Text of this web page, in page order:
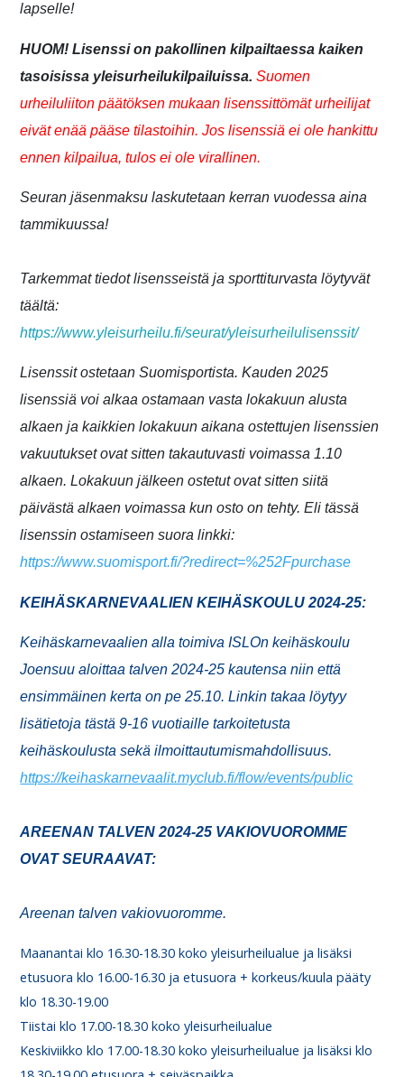
lapselle!
HUOM! Lisenssi on pakollinen kilpailtaessa kaiken
tasoisissa yleisurheilukilpailuissa.Suomen
urheiluliiton päätöksen mukaan lisenssittömät urheilijat
eivät enää pääse tilastoihin. Jos lisenssiä ei ole hankittu
ennen kilpailua, tulos ei ole virallinen.
Seuran jäsenmaksu laskutetaan kerran vuodessa aina
tammikuussa!
Tarkemmat tiedot lisensseistä ja sporttiturvasta löytyvät
täältä:
https://www.yleisurheilu.fi/seurat/yleisurheilulisenssit/
Lisenssit ostetaan Suomisportista. Kauden 2025
lisenssiä voi alkaa ostamaan vasta lokakuun alusta
alkaen ja kaikkien lokakuun aikana ostettujen lisenssien
vakuutukset ovat sitten takautuvasti voimassa 1.10
alkaen. Lokakuun jälkeen ostetut ovat sitten siitä
päivästä alkaen voimassa kun osto on tehty. Eli tässä
lisenssin ostamiseen suora linkki:
https://www.suomisport.fi/?redirect=%252Fpurchase
KEIHÄSKARNEVAALIEN KEIHÄSKOULU 2024-25:
Keihäskarnevaalien alla toimiva ISLOn keihäskoulu
Joensuu aloittaa talven 2024-25 kautensa niin että
ensimmäinen kerta on pe 25.10. Linkin takaa löytyy
lisätietoja tästä 9-16 vuotiaille tarkoitetusta
keihäskoulusta sekä ilmoittautumismahdollisuus.
https://keihaskarnevaalit.myclub.fi/flow/events/public
AREENAN TALVEN 2024-25 VAKIOVUOROMME
OVAT SEURAAVAT:
Areenan talven vakiovuoromme.
Maanantai klo 16.30-18.30 koko yleisurheilualue ja lisäksi
etusuora klo 16.00-16.30 ja etusuora + korkeus/kuula pääty
klo 18.30-19.00
Tiistai klo 17.00-18.30 koko yleisurheilualue
Keskiviikko klo 17.00-18.30 koko yleisurheilualue ja lisäksi klo